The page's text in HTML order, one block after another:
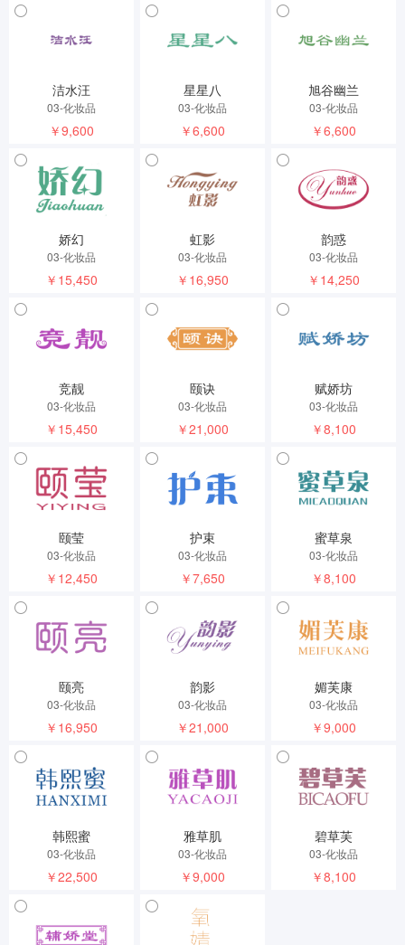
洁水汪
03-化妆品
￥9,600
星星八
03-化妆品
￥6,600
旭谷幽兰
03-化妆品
￥6,600
娇幻
03-化妆品
￥15,450
虹影
03-化妆品
￥16,950
韵惑
03-化妆品
￥14,250
竞靓
03-化妆品
￥15,450
颐诀
03-化妆品
￥21,000
赋娇坊
03-化妆品
￥8,100
颐莹
03-化妆品
￥12,450
护束
03-化妆品
￥7,650
蜜草泉
03-化妆品
￥8,100
颐亮
03-化妆品
￥16,950
韵影
03-化妆品
￥21,000
媚芙康
03-化妆品
￥9,000
韩熙蜜
03-化妆品
￥22,500
雅草肌
03-化妆品
￥9,000
碧草芙
03-化妆品
￥8,100